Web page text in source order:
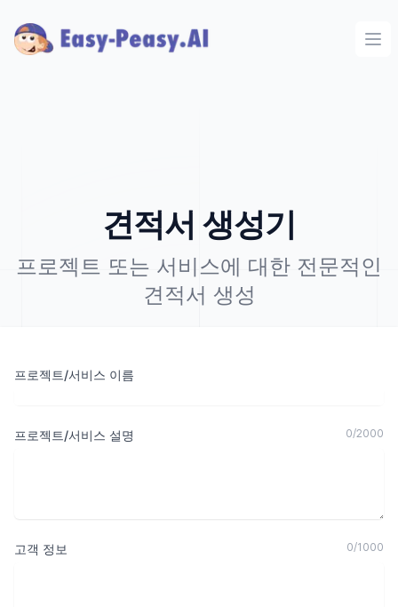
견적서 생성기
프로젝트 또는 서비스에 대한 전문적인
견적서 생성
프로젝트/서비스 이름
프로젝트/서비스 설명 0/2000
고객 정보 0/1000